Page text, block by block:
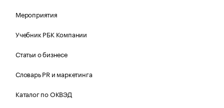
Мероприятия
Учебник РБК Компании
Статьи о бизнесе
Словарь PR и маркетинга
Каталог по ОКВЭД